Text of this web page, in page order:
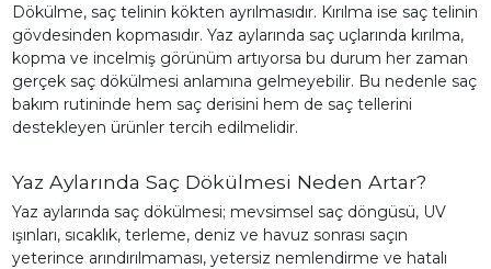
Dökülme, saç telinin kökten ayrılmasıdır. Kırılma ise saç telinin
gövdesinden kopmasıdır. Yaz aylarında saç uçlarında kırılma,
kopma ve incelmiş görünüm artıyorsa bu durum her zaman
gerçek saç dökülmesi anlamına gelmeyebilir. Bu nedenle saç
bakım rutininde hem saç derisini hem de saç tellerini
destekleyen ürünler tercih edilmelidir.
Yaz Aylarında Saç Dökülmesi Neden Artar?
Yaz aylarında saç dökülmesi; mevsimsel saç döngüsü, UV
ışınları, sıcaklık, terleme, deniz ve havuz sonrası saçın
yeterince arındırılmaması, yetersiz nemlendirme ve hatalı